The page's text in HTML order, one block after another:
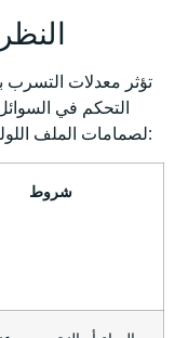
تؤثر معدلات
التحكم في
لصمامات الملف اللولبي ثنائية الاتجاه وفقًا لمعايير الصناعة:
شروط